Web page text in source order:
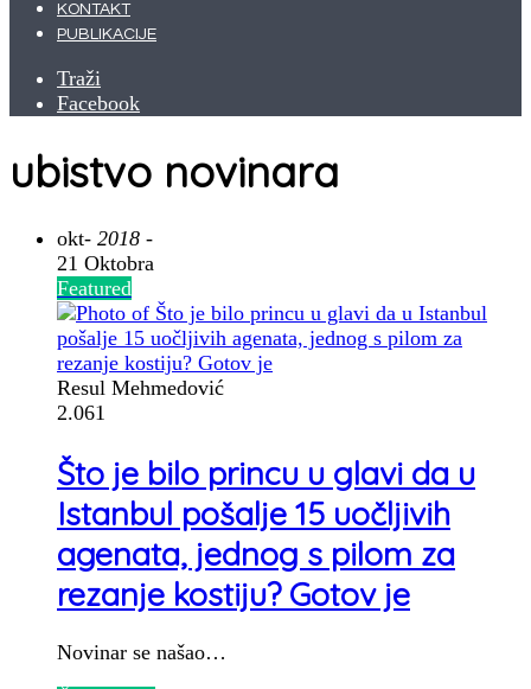
KONTAKT
PUBLIKACIJE
Traži
Facebook
ubistvo novinara
okt- 2018 -
21 Oktobra
Featured
Resul Mehmedović
2.061
Što je bilo princu u glavi da u
Istanbul pošalje 15 uočljivih
agenata, jednog s pilom za
rezanje kostiju? Gotov je
Novinar se našao…